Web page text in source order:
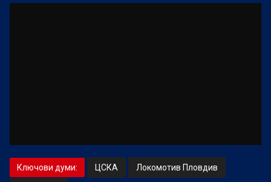
Ключови думи: ЦСКА Локомотив Пловдив